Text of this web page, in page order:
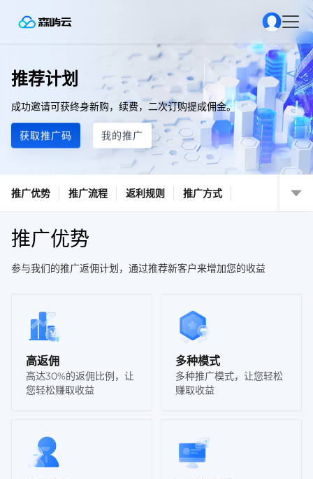
推荐计划
成功邀请可获终身新购，续费，二次订购提成佣金。
获取推广码 我的推广
推广优势 推广流程 返利规则 推广方式
推广优势
参与我们的推广返佣计划，通过推荐新客户来增加您的收益
高返佣
高达30%的返佣比例，让
您轻松赚取收益
多种模式
多种推广模式，让您轻松
赚取收益